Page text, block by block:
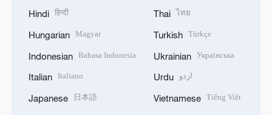
Hindi हिन्दी
Hungarian Magyar
Indonesian Bahasa Indonesia
Italian Italiano
Japanese 日本語
Thai ไทย
Turkish Türkçe
Ukrainian Українська
Urdu اردو
Vietnamese Tiếng Việt